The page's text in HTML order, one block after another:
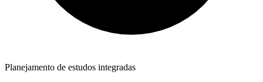
Planejamento de estudos integradas